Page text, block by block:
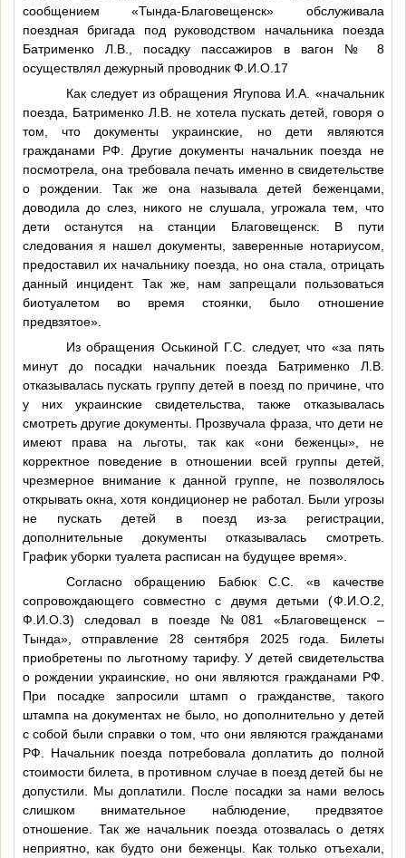
сообщением «Тында-Благовещенск» обслуживала
поездная бригада под руководством начальника поезда
Батрименко Л.В., посадку пассажиров в вагон № 8
осуществлял дежурный проводник Ф.И.О.17
Как следует из обращения Ягупова И.А. «начальник
поезда, Батрименко Л.В. не хотела пускать детей, говоря о
том, что документы украинские, но дети являются
гражданами РФ. Другие документы начальник поезда не
посмотрела, она требовала печать именно в свидетельстве
о рождении. Так же она называла детей беженцами,
доводила до слез, никого не слушала, угрожала тем, что
дети останутся на станции Благовещенск. В пути
следования я нашел документы, заверенные нотариусом,
предоставил их начальнику поезда, но она стала, отрицать
данный инцидент. Так же, нам запрещали пользоваться
биотуалетом во время стоянки, было отношение
предвзятое».
Из обращения Оськиной Г.С. следует, что «за пять
минут до посадки начальник поезда Батрименко Л.В.
отказывалась пускать группу детей в поезд по причине, что
у них украинские свидетельства, также отказывалась
смотреть другие документы. Прозвучала фраза, что дети не
имеют права на льготы, так как «они беженцы», не
корректное поведение в отношении всей группы детей,
чрезмерное внимание к данной группе, не позволялось
открывать окна, хотя кондиционер не работал. Были угрозы
не пускать детей в поезд из-за регистрации,
дополнительные документы отказывалась смотреть.
График уборки туалета расписан на будущее время».
Согласно обращению Бабюк С.С. «в качестве
сопровождающего совместно с двумя детьми (Ф.И.О.2
Ф.И.О.3) следовал в поезде №081 «Благовещенск –
Тында», отправление 28 сентября 2025 года. Билеты
приобретены по льготному тарифу. У детей свидетельства
о рождении украинские, но они являются гражданами РФ.
При посадке запросили штамп о гражданстве, такого
штампа на документах не было, но дополнительно у детей
с собой были справки о том, что они являются гражданами
РФ. Начальник поезда потребовала доплатить до полной
стоимости билета, в противном случае в поезд детей бы не
допустили. Мы доплатили. После посадки за нами велось
слишком внимательное наблюдение, предвзятое
отношение. Так же начальник поезда отозвалась о детях
неприятно, как будто они беженцы. Как только отъехали,